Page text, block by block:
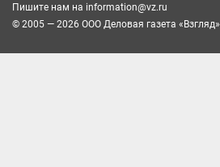
Пишите нам на information@vz.ru
© 2005 — 2026 ООО Деловая газета «Взгляд»